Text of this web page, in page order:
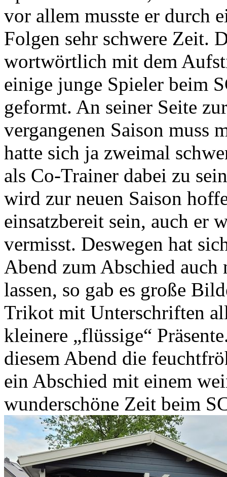
vor allem musste er durch
Folgen sehr schwere Zeit.
wortwörtlich mit dem
einige junge Spieler beim
geformt. An seiner Seite
vergangenen Saison muss
hatte sich ja zweimal
als Co-Trainer dabei zu
wird zur neuen Saison
einsatzbereit sein, auch er
vermisst. Deswegen hat
Abend zum Abschied auch
lassen, so gab es große
Trikot mit Unterschriften
kleinere „flüssige“
diesem Abend die
ein Abschied mit einem
wunderschöne Zeit beim